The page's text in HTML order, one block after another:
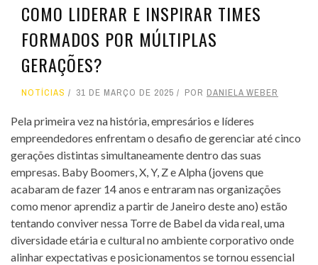
COMO LIDERAR E INSPIRAR TIMES
FORMADOS POR MÚLTIPLAS
GERAÇÕES?
NOTÍCIAS 31 DE MARÇO DE 2025 POR DANIELA WEBER
Pela primeira vez na história, empresários e líderes
empreendedores enfrentam o desafio de gerenciar até cinco
gerações distintas simultaneamente dentro das suas
empresas. Baby Boomers, X, Y, Z e Alpha (jovens que
acabaram de fazer 14 anos e entraram nas organizações
como menor aprendiz a partir de Janeiro deste ano) estão
tentando conviver nessa Torre de Babel da vida real, uma
diversidade etária e cultural no ambiente corporativo onde
alinhar expectativas e posicionamentos se tornou essencial